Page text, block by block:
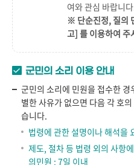
여와 관심 바랍니
※ 단순진정, 질의
고] 를 이용하여 주
군민의 소리 이용 안내
군민의 소리에 민원을 접수한
별한 사유가 없으면 다음 각 호
습니다.
법령에 관한 설명이나 해석을
제도, 절차 등 법령 외의 사항
의민원 : 7일 이내